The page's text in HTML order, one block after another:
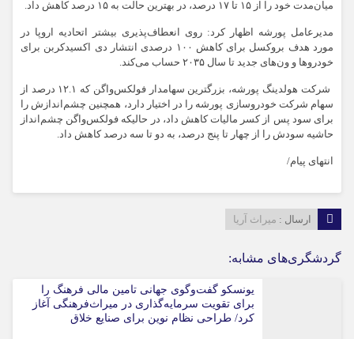
میان‌مدت خود را از ۱۵ تا ۱۷ درصد، در بهترین حالت به ۱۵ درصد کاهش داد.
مدیرعامل پورشه اظهار کرد: روی انعطاف‌پذیری بیشتر اتحادیه اروپا در
مورد هدف بروکسل برای کاهش ۱۰۰ درصدی انتشار دی اکسیدکربن برای
خودروها و ون‌های جدید تا سال ۲۰۳۵ حساب می‌کند.
شرکت هولدینگ پورشه، بزرگترین سهامدار فولکس‌واگن که ۱۲.۱ درصد از
سهام شرکت خودروسازی پورشه را در اختیار دارد، همچنین چشم‌اندازش را
برای سود پس از کسر مالیات کاهش داد، در حالیکه فولکس‌واگن چشم‌انداز
حاشیه سودش را از چهار تا پنج درصد، به دو تا سه درصد کاهش داد.
انتهای پیام/
ارسال : میراث آریا
گردشگری‌های مشابه:
یونسکو گفت‌وگوی جهانی تامین مالی فرهنگ را
برای تقویت سرمایه‌گذاری در میراث‌فرهنگی آغاز
کرد/ طراحی نظام نوین برای صنایع خلاق